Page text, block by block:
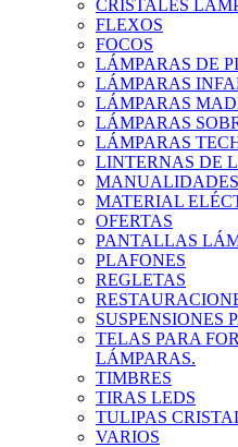
CRISTALES
FLEXOS
FOCOS
LÁMPARAS DE
LÁMPARAS
LÁMPARAS
LÁMPARAS
LÁMPARAS
LINTERNAS DE
MANUALIDADES
MATERIAL
OFERTAS
PANTALLAS
PLAFONES
REGLETAS
SUSPENSIONES
TELAS PARA
LÁMPARAS.
TIMBRES
TIRAS LEDS
TULIPAS
VARIOS